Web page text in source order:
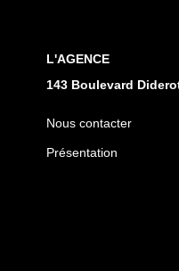
L'AGENCE
143 Boulevard
Nous contacter
Présentation